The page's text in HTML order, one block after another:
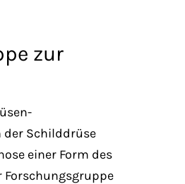
zur
der Schilddrüse
einer Form des
Forschungsgruppe